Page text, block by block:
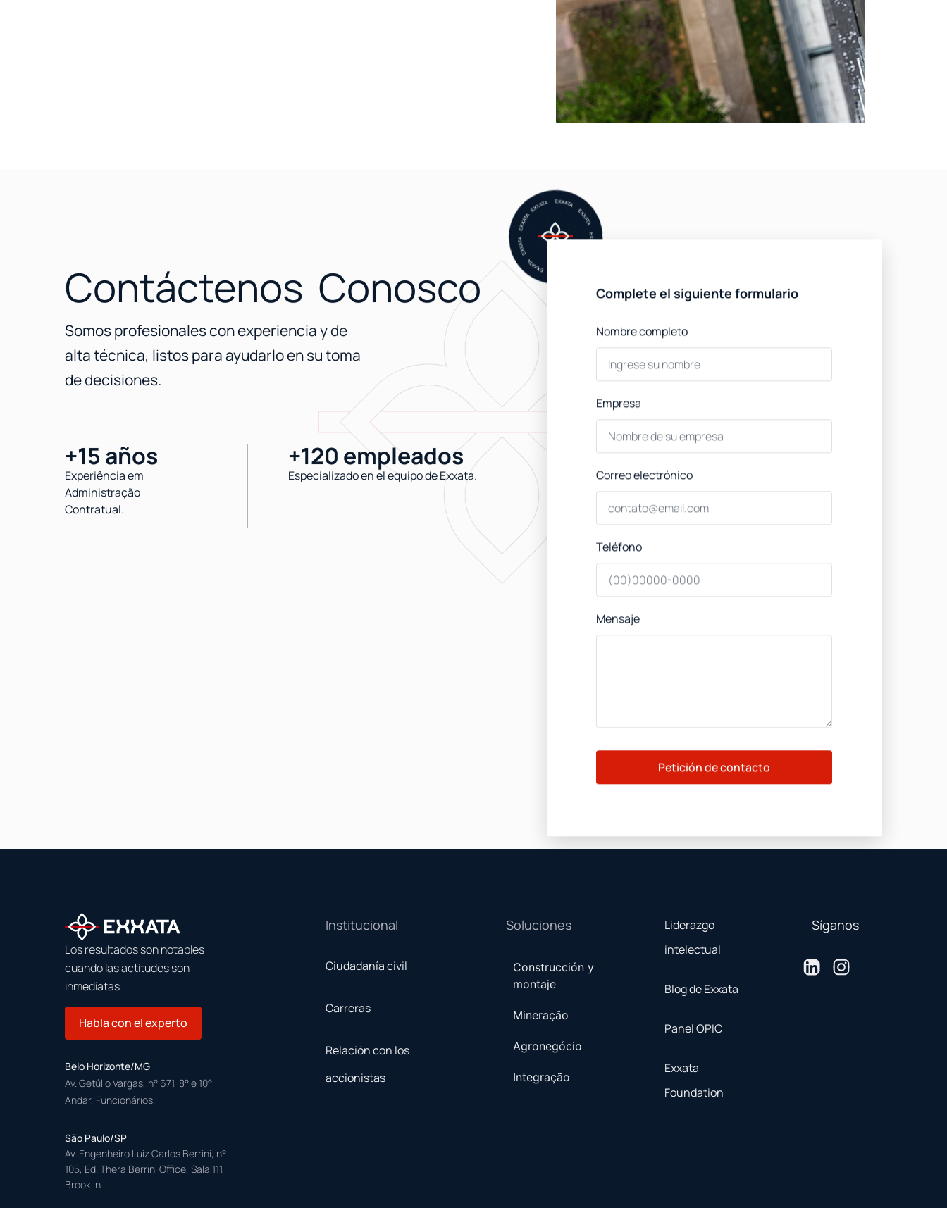
Contáctenos Conosco
Somos profesionales con experiencia y de
alta técnica, listos para ayudarlo en su toma
de decisiones.
+15 años
Experiência em
Administração
Contratual.
+120 empleados
Especializado en el equipo de Exxata.
Complete el siguiente formulario
Nombre completo
Empresa
Correo electrónico
Teléfono
Mensaje
Petición de contacto
Los resultados son notables
cuando las actitudes son
inmediatas
Habla con el experto
Belo Horizonte/MG
Av. Getúlio Vargas, n° 671, 8° e 10°
Andar, Funcionários.
São Paulo/SP
Av. Engenheiro Luiz Carlos Berrini, n°
105, Ed. Thera Berrini Office, Sala 111,
Brooklin.
Institucional
Ciudadanía civil
Carreras
Relación con los
accionistas
Soluciones
Construcción y
montaje
Mineração
Agronegócio
Integração
Liderazgo
intelectual
Blog de Exxata
Panel OPIC
Exxata
Foundation
Síganos